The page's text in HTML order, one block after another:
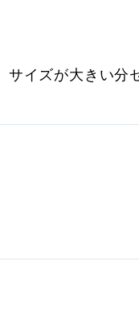
イズが大きい分